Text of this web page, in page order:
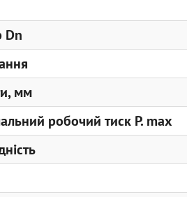
Dn
мм
робочий тиск P. max